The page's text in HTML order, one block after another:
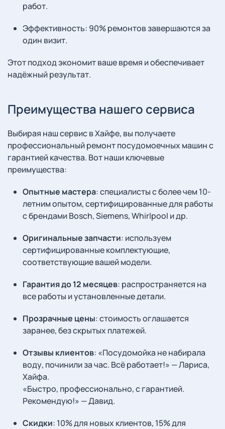
работ.
Эффективность: 90% ремонтов завершаются за
один визит.
Этот подход экономит ваше время и обеспечивает
надёжный результат.
Преимущества нашего сервиса
Выбирая наш сервис в Хайфе, вы получаете
профессиональный ремонт посудомоечных машин с
гарантией качества. Вот наши ключевые
преимущества:
Опытные мастера: специалисты с более чем 10-
летним опытом, сертифицированные для работы
с брендами Bosch, Siemens, Whirlpool и др.
Оригинальные запчасти: используем
сертифицированные комплектующие,
соответствующие вашей модели.
Гарантия до 12 месяцев: распространяется на
все работы и установленные детали.
Прозрачные цены: стоимость оглашается
заранее, без скрытых платежей.
Отзывы клиентов: «Посудомойка не набирала
воду, починили за час. Всё работает!» — Лариса,
Хайфа.
«Быстро, профессионально, с гарантией.
Рекомендую!» — Давид.
Скидки: 10% для новых клиентов, 15% для